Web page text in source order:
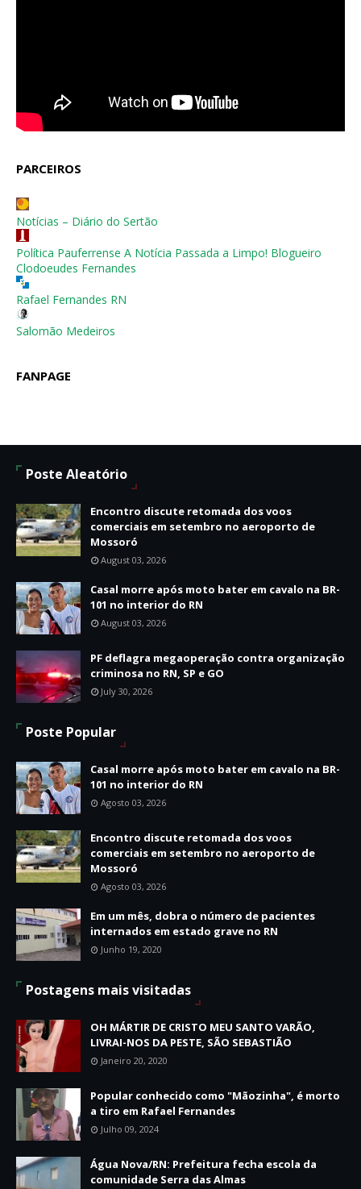
PARCEIROS
Notícias – Diário do Sertão
Política Pauferrense A Notícia Passada a Limpo! Blogueiro
Clodoeudes Fernandes
Rafael Fernandes RN
Salomão Medeiros
FANPAGE
Poste Aleatório
Encontro discute retomada dos voos
comerciais em setembro no aeroporto de
Mossoró
August 03, 2026
Casal morre após moto bater em cavalo na BR-
101 no interior do RN
August 03, 2026
PF deflagra megaoperação contra organização
criminosa no RN, SP e GO
July 30, 2026
Poste Popular
Casal morre após moto bater em cavalo na BR-
101 no interior do RN
Agosto 03, 2026
Encontro discute retomada dos voos
comerciais em setembro no aeroporto de
Mossoró
Agosto 03, 2026
Em um mês, dobra o número de pacientes
internados em estado grave no RN
Junho 19, 2020
Postagens mais visitadas
OH MÁRTIR DE CRISTO MEU SANTO VARÃO,
LIVRAI-NOS DA PESTE, SÃO SEBASTIÃO
Janeiro 20, 2020
Popular conhecido como "Mãozinha", é morto
a tiro em Rafael Fernandes
Julho 09, 2024
Água Nova/RN: Prefeitura fecha escola da
comunidade Serra das Almas